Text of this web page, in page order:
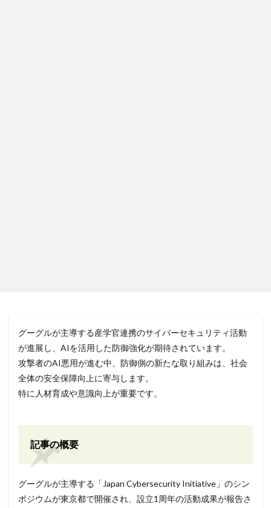
グーグルが主導する産学官連携のサイバーセキュリティ活動
が進展し、AIを活用した防御強化が期待されています。
攻撃者のAI悪用が進む中、防御側の新たな取り組みは、社会
全体の安全保障向上に寄与します。
特に人材育成や意識向上が重要です。
記事の概要
グーグルが主導する「Japan Cybersecurity Initiative」のシン
ポジウムが東京都で開催され、設立1周年の活動成果が報告さ